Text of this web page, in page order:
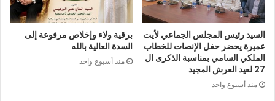
السيد رئيس المجلس الجماعي لأيت
عميرة يحضر حفل الإنصات للخطاب
الملكي السامي بمناسبة الذكرى ال
27 لعيد العرش المجيد
منذ أسبوع واحد
برقية ولاء وإخلاص مرفوعة إلى
السدة العالية بالله
منذ أسبوع واحد